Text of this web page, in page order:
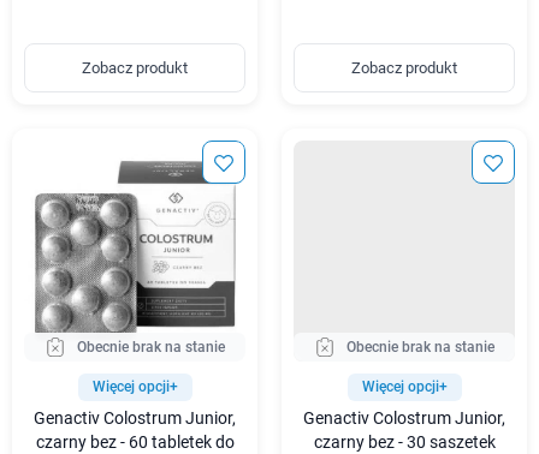
Zobacz produkt Zobacz produkt
Obecnie brak na stanie
Więcej opcji+
Genactiv Colostrum Junior,
czarny bez - 60 tabletek do
Obecnie brak na stanie
Więcej opcji+
Genactiv Colostrum Junior,
czarny bez - 30 saszetek